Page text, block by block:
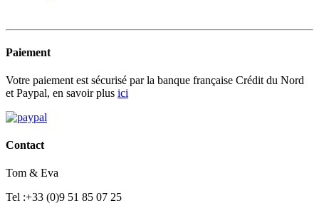
Paiement
Votre paiement est sécurisé par la banque française Crédit du Nord
et Paypal, en savoir plus ici
Contact
Tom & Eva
Tel :+33 (0)9 51 85 07 25